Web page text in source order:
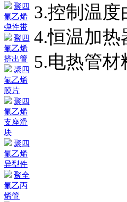
聚四
氟乙烯
弹性带
聚四
氟乙烯
挤出管
聚四
氟乙烯
膜片
聚四
氟乙烯
支座滑
块
聚四
氟乙烯
异型件
聚全
氟乙丙
烯管
3.控制温度
4.恒温加
5.电热管